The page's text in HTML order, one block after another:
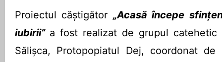
Proiectul căştigător „Acasă începe
iubirii” a fost realizat de grupul catehetic
Sălișca, Protopopiatul Dej, coordonat de